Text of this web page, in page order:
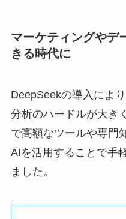
マーケティングやデ
きる時代に
DeepSeekの導入によ
分析のハードルが大き
で高額なツールや専門
AIを活用することで手
ました。